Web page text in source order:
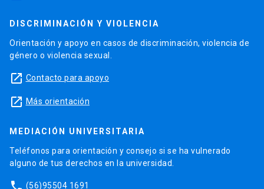
DISCRIMINACIÓN Y VIOLENCIA
Orientación y apoyo en casos de discriminación, violencia de
género o violencia sexual.
launch Contacto para apoyo
launch Más orientación
MEDIACIÓN UNIVERSITARIA
Teléfonos para orientación y consejo si se ha vulnerado
alguno de tus derechos en la universidad.
(56)95504 1691